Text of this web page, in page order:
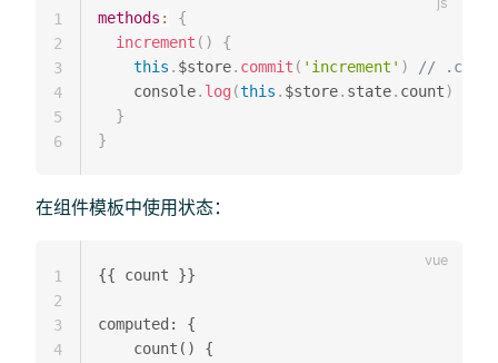
methods :
{
increment ( )
{
this . $store. commit ( 'increment' )
//
    console
. log (this . $store. state. count)
}
}
1
2
3
4
5
6
在组件模板中使用状态：
{{ count }}
computed: {
1
2
3
4